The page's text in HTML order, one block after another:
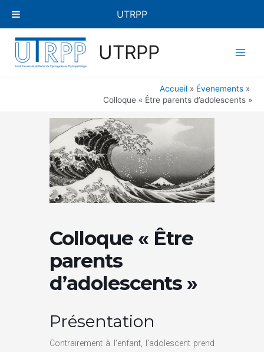
contenu
UTRPP
Accueil
Évenements
Colloque « Être parents d’adolescents »
Colloque « Être
parents
d’adolescents »
Présentation
Contrairement à l’enfant, l’adolescent prend
UTRPP